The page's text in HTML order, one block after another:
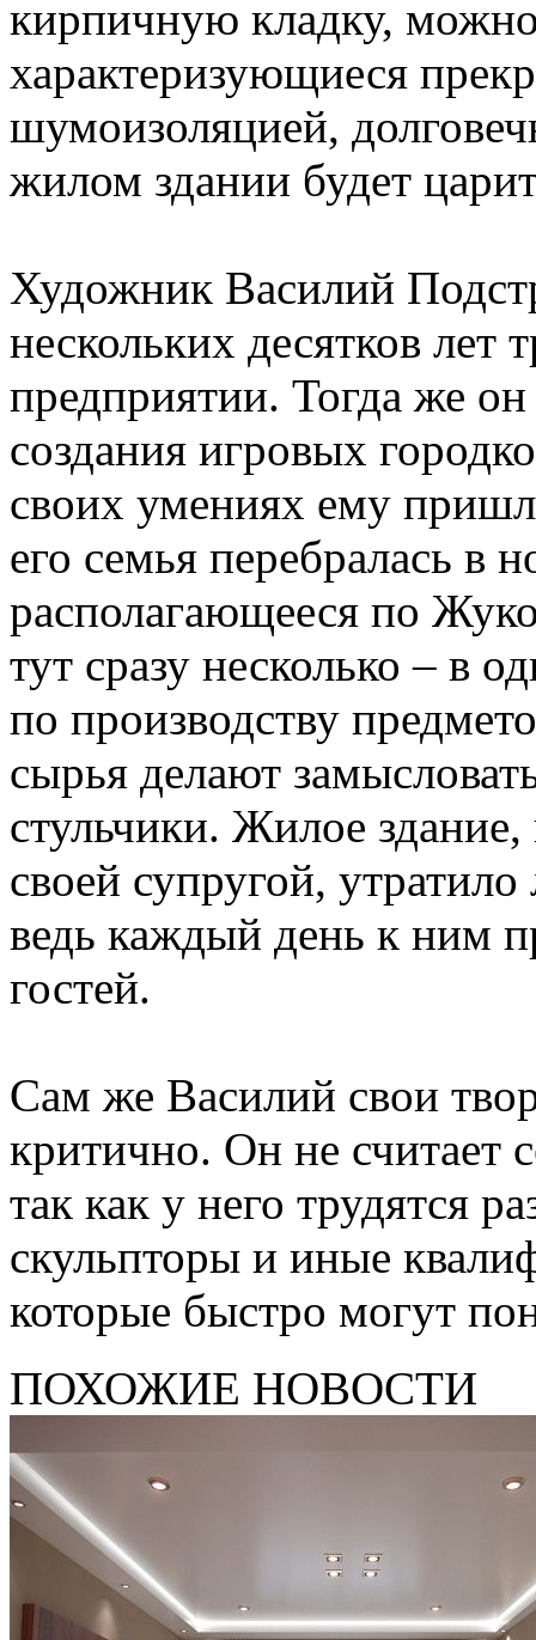
кирпичную кладку,
характеризующиеся
шумоизоляцией,
жилом здании будет
Художник Василий
нескольких десятков лет
предприятии. Тогда же
создания игровых
своих умениях ему
его семья перебралась в
располагающееся по
тут сразу несколько – в
по производству
сырья делают
стульчики. Жилое
своей супругой,
ведь каждый день к ним
гостей.
Сам же Василий свои
критично. Он не считает
так как у него трудятся
скульпторы и иные
которые быстро могут
ПОХОЖИЕ НОВОСТИ